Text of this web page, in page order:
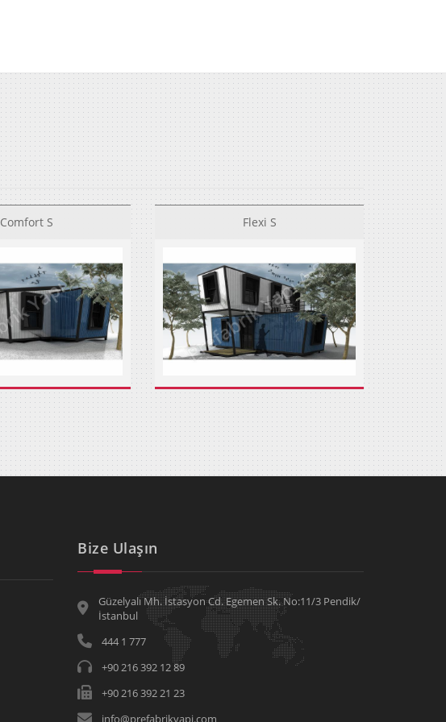
Comfort S Flexi S
Bize Ulaşın
Güzelyalı Mh. İstasyon Cd. Egemen Sk. No:11/3 Pendik/
İstanbul
444 1 777
+90 216 392 12 89
+90 216 392 21 23
info@prefabrikyapi.com